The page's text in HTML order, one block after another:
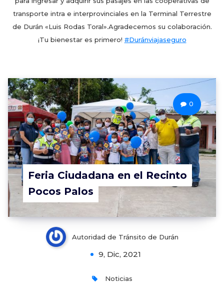
transporte intra e interprovinciales en la Terminal Terrestre
de Durán «Luis Rodas Toral».Agradecemos su colaboración.
¡Tu bienestar es primero! #Duránviajaseguro
Feria Ciudadana en el Recinto
Pocos Palos
0
Autoridad de Tránsito de Durán
9, Dic, 2021
Noticias